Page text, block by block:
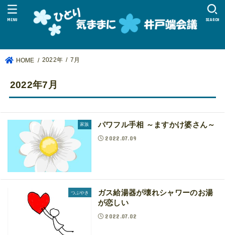
SEARCH
MENU
HOME 2022年 7月
2022年7月
家族 パワフル手相 ～ますかけ婆さん～
2022.07.09
つぶやき
ガス給湯器が壊れシャワーのお湯
が恋しい
2022.07.02